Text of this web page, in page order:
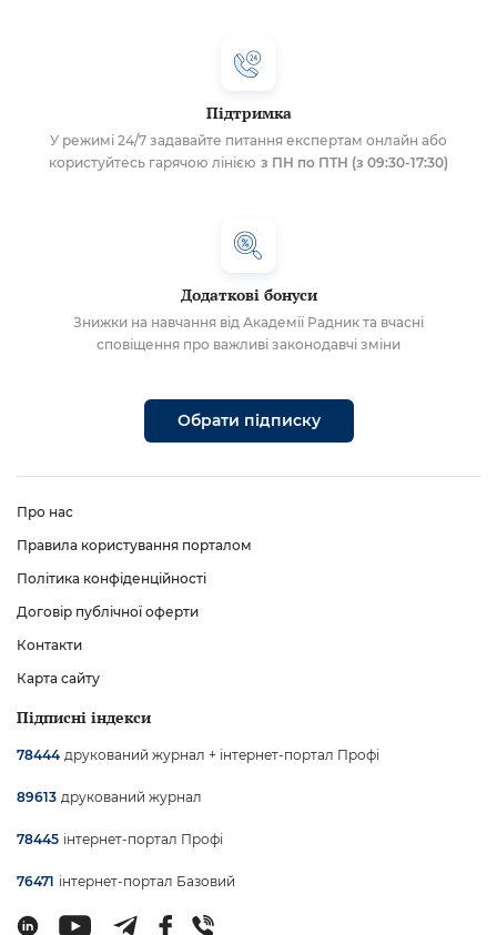
Підтримка
У режимі 24/7 задавайте питання експертам онлайн або
користуйтесь гарячою лінією з ПН по ПТН (з 09:30-17:30)
Додаткові бонуси
Знижки на навчання від Академії Радник та вчасні
сповіщення про важливі законодавчі зміни
Обрати підписку
Про нас
Правила користування порталом
Політика конфіденційності
Договір публічної оферти
Контакти
Карта сайту
Підписні індекси
78444 друкований журнал + інтернет-портал Профі
89613 друкований журнал
78445 інтернет-портал Профі
76471 інтернет-портал Базовий